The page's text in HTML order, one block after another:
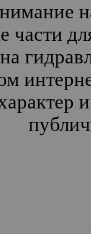
части
и